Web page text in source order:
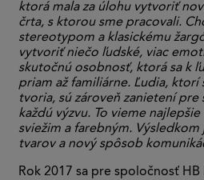
ktorá mala za úlohu vytvoriť
črta, s ktorou sme pracovali.
stereotypom a klasickému
vytvoriť niečo ľudské, viac
skutočnú osobnosť, ktorá sa k
priam až familiárne. Ľudia, ktorí
tvoria, sú zároveň zanietení
každú výzvu. To vieme
sviežim a farebným.
tvarov a nový spôsob
Rok 2017 sa pre spoločnosť HB